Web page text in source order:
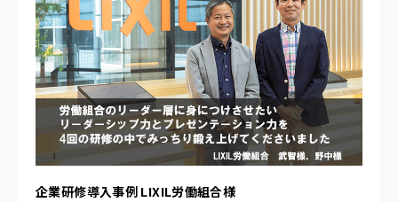
企業研修導入事例 LIXIL労働組合様